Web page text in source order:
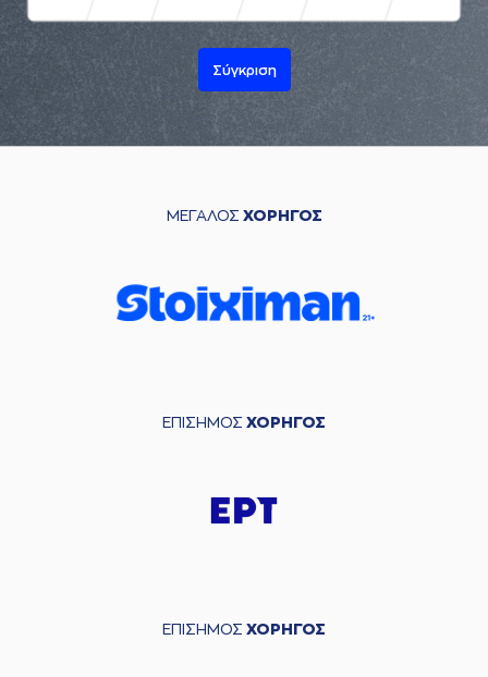
Σύγκριση
ΜΕΓΑΛΟΣ ΧΟΡΗΓΟΣ
ΕΠΙΣΗΜΟΣ ΧΟΡΗΓΟΣ
ΕΠΙΣΗΜΟΣ ΧΟΡΗΓΟΣ